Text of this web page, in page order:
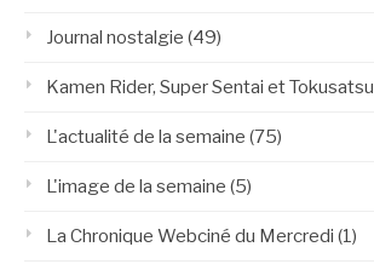
Journal nostalgie (49)
Kamen Rider, Super Sentai et Tokusatsu
L'actualité de la semaine (75)
L'image de la semaine (5)
La Chronique Webciné du Mercredi (1)